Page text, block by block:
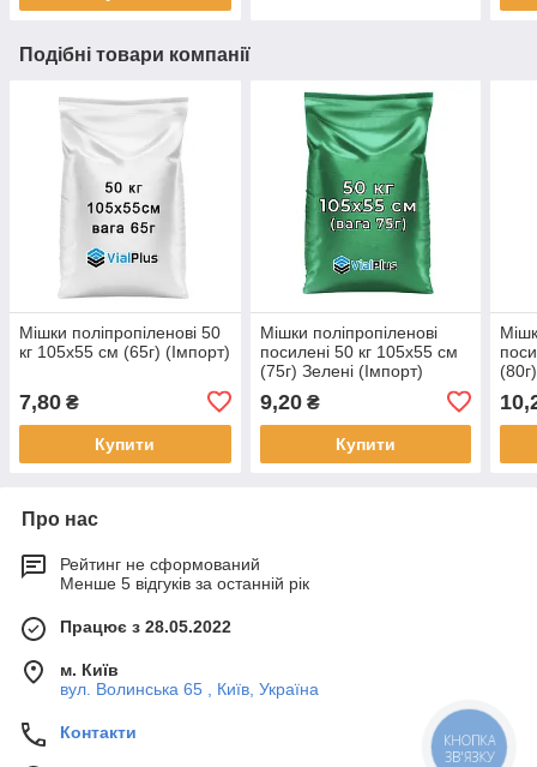
Подібні товари компанії
Мішки поліпропіленові 50
кг 105х55 см (65г) (Імпорт)
7,80 ₴
Купити
Мішки поліпропіленові
посилені 50 кг 105х55 см
(75г) Зелені (Імпорт)
9,20₴
Купити
Про нас
Рейтинг не сформований
Менше 5 відгуків за останній рік
Працює з 28.05.2022
м. Київ
вул. Волинська 65 , Київ, Україна
Контакти